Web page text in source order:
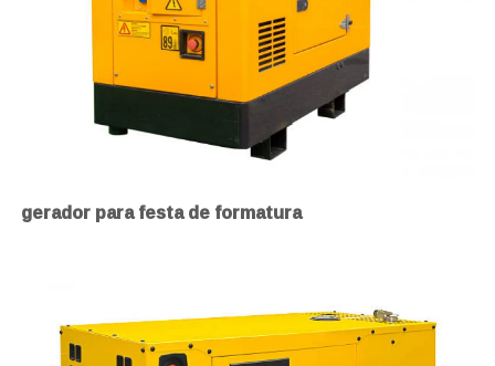
gerador para festa de formatura